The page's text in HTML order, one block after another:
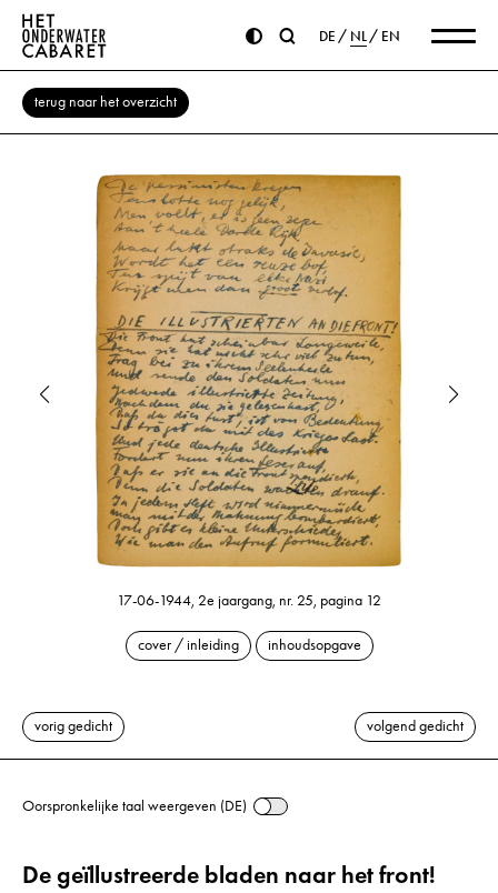
DE NL EN
terug naar het overzicht
17-06-1944, 2e jaargang, nr. 25, pagina 12
cover / inleiding inhoudsopgave
vorig gedicht volgend gedicht
Oorspronkelijke taal weergeven (DE)
De geïllustreerde bladen naar het front!